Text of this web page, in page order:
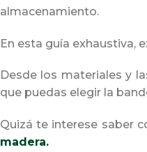
almacenamiento.
En esta guía exhaustiva,
Desde los materiales y
que puedas elegir la
Quizá te interese saber
madera.